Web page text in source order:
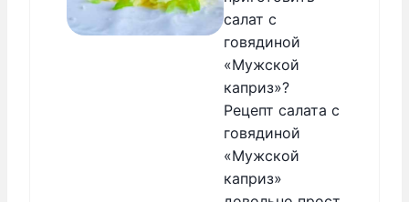
салат с
говядиной
«Мужской
каприз»?
Рецепт салата с
говядиной
«Мужской
каприз»